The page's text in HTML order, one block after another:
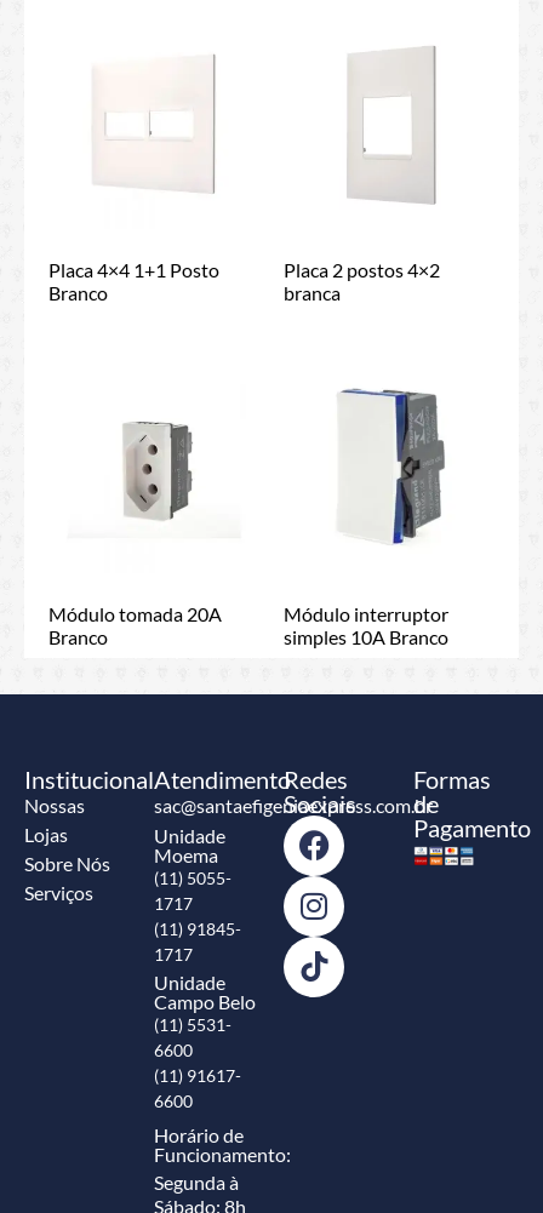
Placa 4×4 1+1 Posto
Branco
Placa 2 postos 4×2
branca
Módulo tomada 20A
Branco
Módulo interruptor
simples 10A Branco
Institucional
Nossas
Lojas
Sobre Nós
Serviços
Atendimento
sac@santaefigeniaexpress.com.br
Unidade
Moema
(11) 5055-
1717
(11) 91845-
1717
Unidade
Campo Belo
(11) 5531-
6600
(11) 91617-
6600
Horário de
Funcionamento:
Segunda à
Sábado: 8h
Redes
Sociais
Formas
de
Pagamento